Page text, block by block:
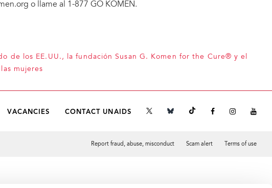
o llame al 1-877 GO KOMEN.
de los EE.UU., la fundación Susan G. Komen for the Cure® y el
mujeres
VACANCIES CONTACT UNAIDS
Report fraud, abuse, misconduct Scam alert Terms of use